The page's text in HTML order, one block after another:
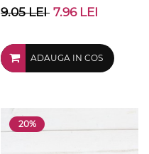
9.05 LEI 7.96 LEI
ADAUGA IN COS
20%